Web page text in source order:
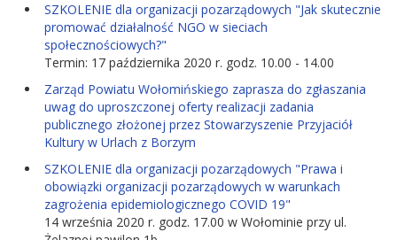
SZKOLENIE dla organizacji pozarządowych "Jak skutecznie
promować działalność NGO w sieciach
społecznościowych?"
Termin: 17 października 2020 r. godz. 10.00 - 14.00
Zarząd Powiatu Wołomińskiego zaprasza do zgłaszania
uwag do uproszczonej oferty realizacji zadania
publicznego złożonej przez Stowarzyszenie Przyjaciół
Kultury w Urlach z Borzym
SZKOLENIE dla organizacji pozarządowych "Prawa i
obowiązki organizacji pozarządowych w warunkach
zagrożenia epidemiologicznego COVID 19"
14 września 2020 r. godz. 17.00 w Wołominie przy ul.